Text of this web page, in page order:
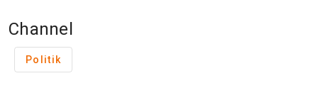
Channel
Politik